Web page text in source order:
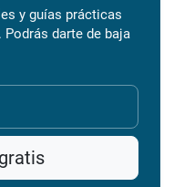
y guías prácticas
darte de baja